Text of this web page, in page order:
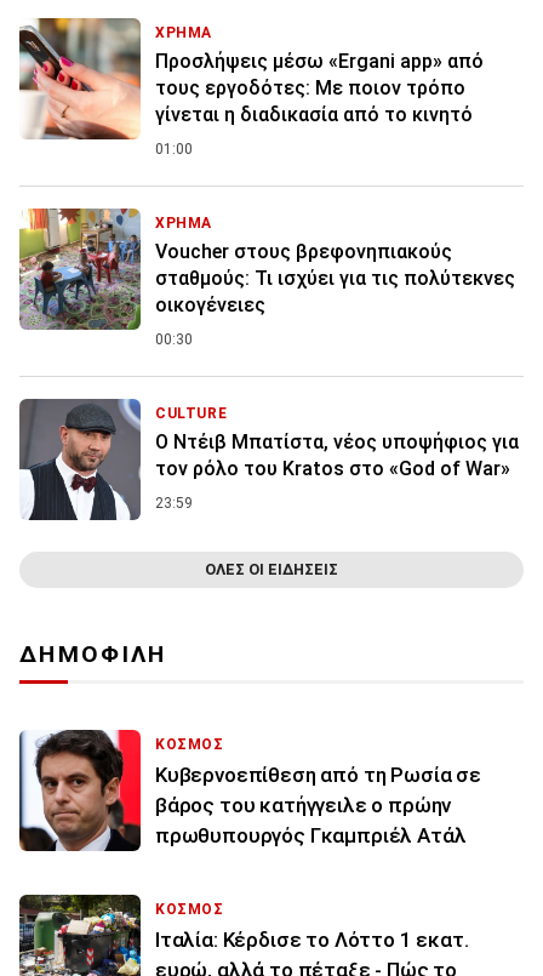
ΧΡΗΜΑ
Προσλήψεις μέσω «Ergani app» από
τους εργοδότες: Με ποιον τρόπο
γίνεται η διαδικασία από το κινητό
01:00
ΧΡΗΜΑ
Voucher στους βρεφονηπιακούς
σταθμούς: Τι ισχύει για τις πολύτεκνες
οικογένειες
00:30
CULTURE
Ο Ντέιβ Μπατίστα, νέος υποψήφιος για
τον ρόλο του Kratos στο «God of War»
23:59
ΟΛΕΣ ΟΙ ΕΙΔΗΣΕΙΣ
ΔΗΜΟΦΙΛΗ
ΚΟΣΜΟΣ
Κυβερνοεπίθεση από τη Ρωσία σε
βάρος του κατήγγειλε ο πρώην
πρωθυπουργός Γκαμπριέλ Ατάλ
ΚΟΣΜΟΣ
Ιταλία: Κέρδισε το Λόττο 1 εκατ.
ευρώ, αλλά το πέταξε - Πώς το